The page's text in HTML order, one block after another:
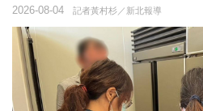
記者黃村杉／新北報導
2026-08-04